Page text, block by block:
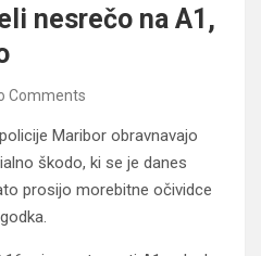
nesrečo na A1,
Comments
Maribor obravnavajo
škodo, ki se je danes
prosijo morebitne očividce